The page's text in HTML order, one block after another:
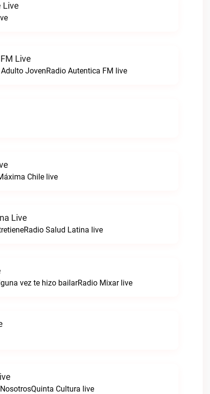
Live
Live
JovenRadio Autentica FM live
Chile live
Live
Salud Latina live
vez te hizo bailarRadio Mixar live
Cultura live